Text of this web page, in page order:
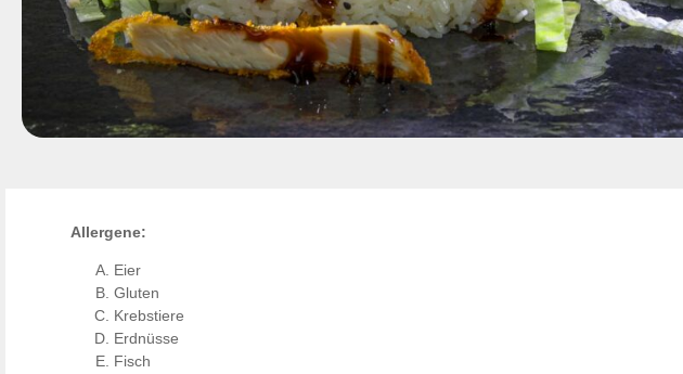
Allergene:
Eier
Gluten
Krebstiere
Erdnüsse
Fisch